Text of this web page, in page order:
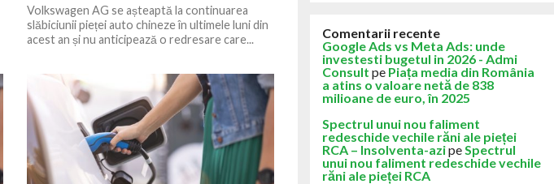
Volkswagen AG se așteaptă la continuarea
slăbiciunii pieței auto chineze în ultimele luni din
acest an și nu anticipează o redresare care...
Comentarii recente
Google Ads vs Meta Ads: unde
investesti bugetul in 2026 - Admi
Consult pe Piața media din România
a atins o valoare netă de 838
milioane de euro, în 2025
Spectrul unui nou faliment
redeschide vechile răni ale pieței
RCA – Insolventa-azipeSpectrul
unui nou faliment redeschide vechile
răni ale pieței RCA